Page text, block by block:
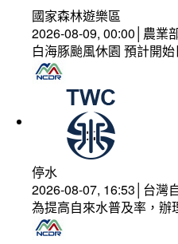
國家森林遊樂區
2026-08-09, 00:00│農業
白海豚颱風休園 預計開
停水
2026-08-07, 16:53│台灣
為提高自來水普及率，